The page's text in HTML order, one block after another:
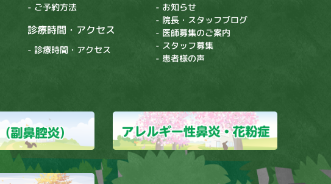
- ご予約方法
診療時間・アクセス
- 診療時間・アクセス
- お知らせ
- 院長・スタッフブログ
- 医師募集のご案内
- スタッフ募集
- 患者様の声